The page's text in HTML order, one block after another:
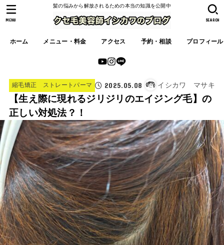
髪の悩みから解放されるための本当の知識を公開中
ホーム メニュー・料金 アクセス 予約・相談 プロフィール
SEARCH
MENU
縮毛矯正 ストレートパーマ 2025.05.08 イシカワ マサキ
【生え際に現れるジリジリのエイジング毛】の
正しい対処法？！